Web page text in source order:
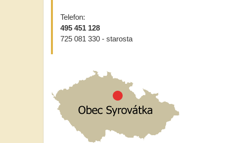
Telefon:
495 451 128
725 081 330 - starosta